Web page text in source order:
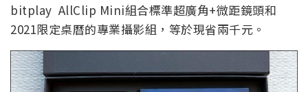
bitplay AllClip Mini組合標準超廣角+微距鏡頭和
2021限定桌曆的專業攝影組，等於現省兩千元。